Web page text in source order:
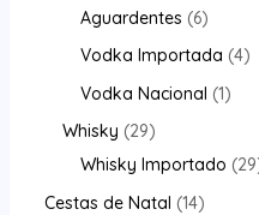
Aguardentes 6
Vodka Importada 4
Vodka Nacional 1
Whisky 29
Whisky Importado 29
Cestas de Natal 14